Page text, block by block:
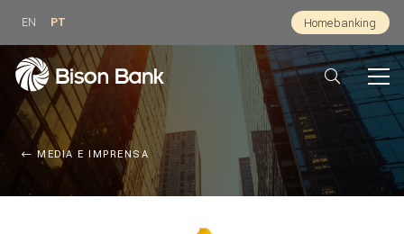
EN PT Homebanking
MEDIA E IMPRENSA